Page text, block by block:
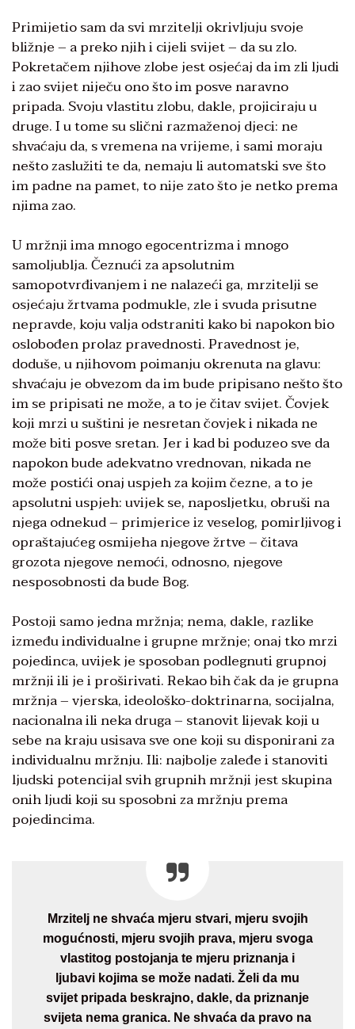
Primijetio sam da svi mrzitelji okrivljuju svoje
bližnje – a preko njih i cijeli svijet – da su zlo.
Pokretačem njihove zlobe jest osjećaj da im zli ljudi
i zao svijet niječu ono što im posve naravno
pripada. Svoju vlastitu zlobu, dakle, projiciraju u
druge. I u tome su slični razmaženoj djeci: ne
shvaćaju da, s vremena na vrijeme, i sami moraju
nešto zaslužiti te da, nemaju li automatski sve što
im padne na pamet, to nije zato što je netko prema
njima zao.
U mržnji ima mnogo egocentrizma i mnogo
samoljublja. Čeznući za apsolutnim
samopotvrđivanjem i ne nalazeći ga, mrzitelji se
osjećaju žrtvama podmukle, zle i svuda prisutne
nepravde, koju valja odstraniti kako bi napokon bio
oslobođen prolaz pravednosti. Pravednost je,
doduše, u njihovom poimanju okrenuta na glavu:
shvaćaju je obvezom da im bude pripisano nešto što
im se pripisati ne može, a to je čitav svijet. Čovjek
koji mrzi u suštini je nesretan čovjek i nikada ne
može biti posve sretan. Jer i kad bi poduzeo sve da
napokon bude adekvatno vrednovan, nikada ne
može postići onaj uspjeh za kojim čezne, a to je
apsolutni uspjeh: uvijek se, naposljetku, obruši na
njega odnekud – primjerice iz veselog, pomirljivog i
opraštajućeg osmijeha njegove žrtve – čitava
grozota njegove nemoći, odnosno, njegove
nesposobnosti da bude Bog.
Postoji samo jedna mržnja; nema, dakle, razlike
između individualne i grupne mržnje; onaj tko mrzi
pojedinca, uvijek je sposoban podlegnuti grupnoj
mržnji ili je i proširivati. Rekao bih čak da je grupna
mržnja – vjerska, ideološko-doktrinarna, socijalna,
nacionalna ili neka druga – stanovit lijevak koji u
sebe na kraju usisava sve one koji su disponirani za
individualnu mržnju. Ili: najbolje zaleđe i stanoviti
ljudski potencijal svih grupnih mržnji jest skupina
onih ljudi koji su sposobni za mržnju prema
pojedincima.
Mrzitelj ne shvaća mjeru stvari, mjeru svojih
mogućnosti, mjeru svojih prava, mjeru svoga
vlastitog postojanja te mjeru priznanja i
ljubavi kojima se može nadati. Želi da mu
svijet pripada beskrajno, dakle, da priznanje
svijeta nema granica. Ne shvaća da pravo na